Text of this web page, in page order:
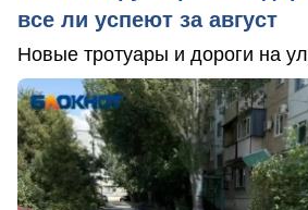
все ли успеют за август
Новые тротуары и дороги на